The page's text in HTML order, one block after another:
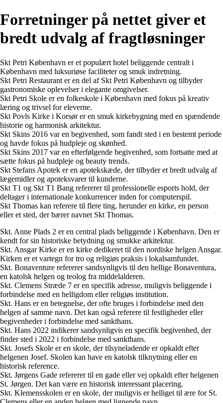
Forretninger på nettet giver et
bredt udvalg af fragtløsninger
Skt Petri København er et populært hotel beliggende centralt i
København med luksuriøse faciliteter og smuk indretning.
Skt Petri Restaurant er en del af Skt Petri København og tilbyder
gastronomiske oplevelser i elegante omgivelser.
Skt Petri Skole er en folkeskole i København med fokus på kreativ
læring og trivsel for eleverne.
Skt Povls Kirke i Korsør er en smuk kirkebygning med en spændende
historie og harmonisk arkitektur.
Skt Skins 2016 var en begivenhed, som fandt sted i en bestemt periode
og havde fokus på hudpleje og skønhed.
Skt Skins 2017 var en efterfølgende begivenhed, som fortsatte med at
sætte fokus på hudpleje og beauty trends.
Skt Stefans Apotek er en apotekskæde, der tilbyder et bredt udvalg af
lægemidler og apoteksvarer til kunderne.
Skt T1 og Skt T1 Bang refererer til professionelle esports hold, der
deltager i internationale konkurrencer inden for computerspil.
Skt Thomas kan referere til flere ting, herunder en kirke, en person
eller et sted, der bærer navnet Skt Thomas.
Skt. Anne Plads 2 er en central plads beliggende i København. Den er
kendt for sin historiske betydning og smukke arkitektur.
Skt. Ansgar Kirke er en kirke dedikeret til den nordiske helgen Ansgar.
Kirken er et vartegn for tro og religiøs praksis i lokalsamfundet.
Skt. Bonaventure refererer sandsynligvis til den hellige Bonaventura,
en katolsk helgen og teolog fra middelalderen.
Skt. Clemens Stræde 7 er en specifik adresse, muligvis beliggende i
forbindelse med en helligdom eller religiøs institution.
Skt. Hans er en betegnelse, der ofte bruges i forbindelse med den
helgen af samme navn. Det kan også referere til festligheder eller
begivenheder i forbindelse med sankthans.
Skt. Hans 2022 indikerer sandsynligvis en specifik begivenhed, der
finder sted i 2022 i forbindelse med sankthans.
Skt. Josefs Skole er en skole, der tilsyneladende er opkaldt efter
helgenen Josef. Skolen kan have en katolsk tilknytning eller en
historisk reference.
Skt. Jørgens Gade refererer til en gade eller vej opkaldt efter helgenen
St. Jørgen. Det kan være en historisk interessant placering.
Skt. Klemensskolen er en skole, der muligvis er helliget til ære for St.